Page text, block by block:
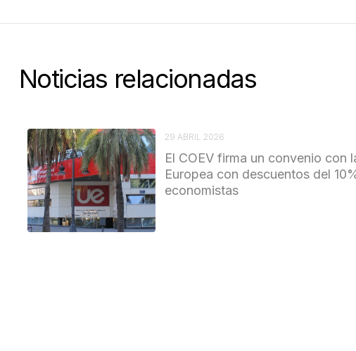
Noticias relacionadas
29 ABRIL 2026
El COEV firma un convenio con
Europea con descuentos del
economistas